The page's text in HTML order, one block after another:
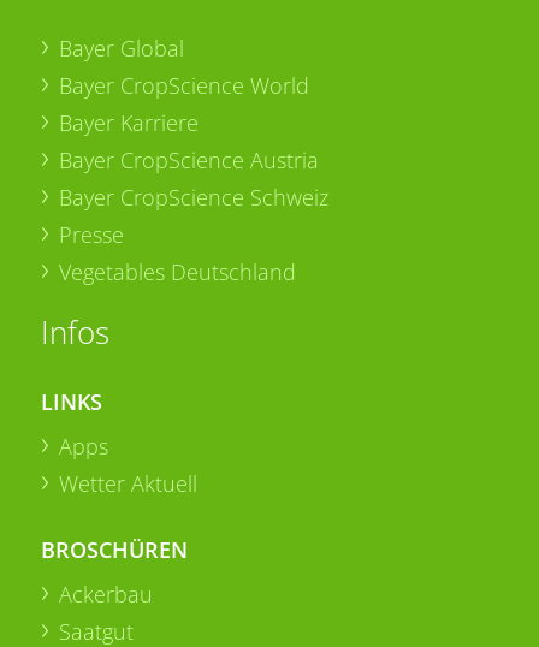
Bayer Global
Bayer CropScience World
Bayer Karriere
Bayer CropScience Austria
Bayer CropScience Schweiz
Presse
Vegetables Deutschland
Infos
LINKS
Apps
Wetter Aktuell
BROSCHÜREN
Ackerbau
Saatgut